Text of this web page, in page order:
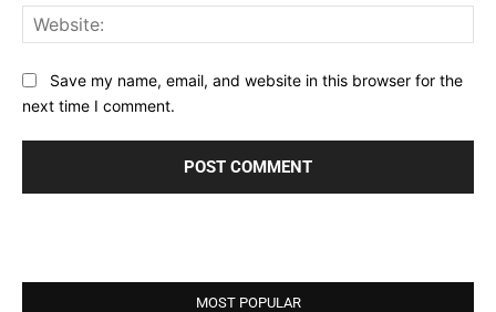
Save my name, email, and website in this browser for the
next time I comment.
MOST POPULAR